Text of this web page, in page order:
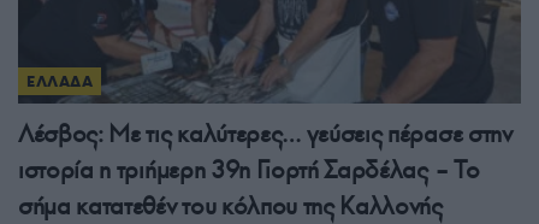
ΕΛΛΑΔΑ
Λέσβος: Με τις καλύτερες… γεύσεις πέρασε στην
ιστορία η τριήμερη 39η Γιορτή Σαρδέλας – Το
σήμα κατατεθέν του κόλπου της Καλλονής